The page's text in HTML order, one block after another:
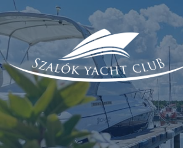
modal-check
modal-check